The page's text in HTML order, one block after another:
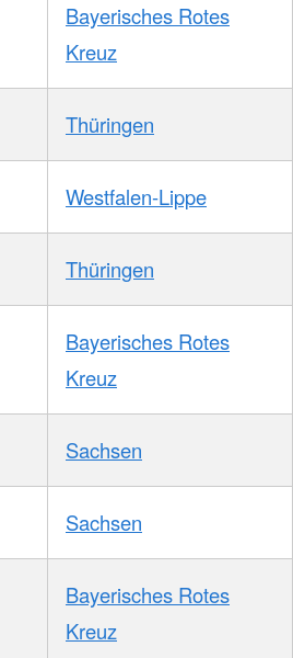
Bayerisches Rotes
Kreuz
Thüringen
Westfalen-Lippe
Thüringen
Bayerisches Rotes
Kreuz
Sachsen
Sachsen
Bayerisches Rotes
Kreuz